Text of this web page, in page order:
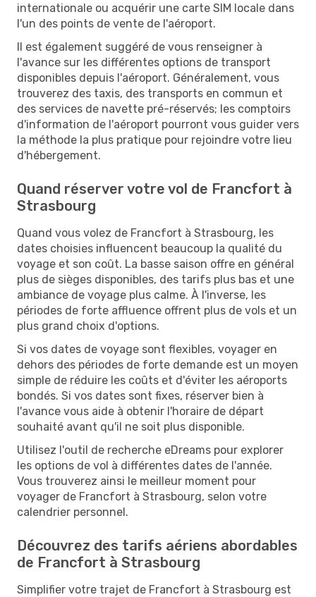
internationale ou acquérir une carte SIM locale dans
l'un des points de vente de l'aéroport.
Il est également suggéré de vous renseigner à
l'avance sur les différentes options de transport
disponibles depuis l'aéroport. Généralement, vous
trouverez des taxis, des transports en commun et
des services de navette pré-réservés; les comptoirs
d'information de l'aéroport pourront vous guider vers
la méthode la plus pratique pour rejoindre votre lieu
d'hébergement.
Quand réserver votre vol de Francfort à
Strasbourg
Quand vous volez de Francfort à Strasbourg, les
dates choisies influencent beaucoup la qualité du
voyage et son coût. La basse saison offre en général
plus de sièges disponibles, des tarifs plus bas et une
ambiance de voyage plus calme. À l'inverse, les
périodes de forte affluence offrent plus de vols et un
plus grand choix d'options.
Si vos dates de voyage sont flexibles, voyager en
dehors des périodes de forte demande est un moyen
simple de réduire les coûts et d'éviter les aéroports
bondés. Si vos dates sont fixes, réserver bien à
l'avance vous aide à obtenir l'horaire de départ
souhaité avant qu'il ne soit plus disponible.
Utilisez l'outil de recherche eDreams pour explorer
les options de vol à différentes dates de l'année.
Vous trouverez ainsi le meilleur moment pour
voyager de Francfort à Strasbourg, selon votre
calendrier personnel.
Découvrez des tarifs aériens abordables
de Francfort à Strasbourg
Simplifier votre trajet de Francfort à Strasbourg est